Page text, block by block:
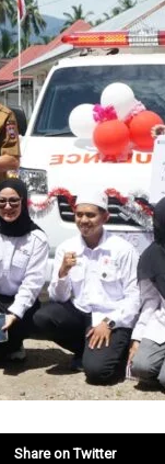
Share on Twitter